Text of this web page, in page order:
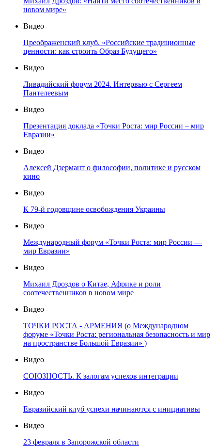
новом мире»
Видео
Преображенский клуб. «Российские традиционные
ценности: как строить Образ Будущего»
Видео
Ливадийский форум 2024. Интервью с Сергеем
Пантелеевым
Видео
Презентация доклада «Точки Роста: мир России – мир
Евразии»
Видео
Алексей Дзермант о философии, политике и русском
кино
Видео
К 79-й годовщине освобождения Украины
Видео
Международный форум «Точки Роста: мир России —
мир Евразии»
Видео
Михаил Дроздов о Китае, Африке и роли
соотечественников в новом мире
Видео
ТОЧКИ РОСТА - АРМЕНИЯ (о Международном
форуме «Точки Роста: региональная безопасность и мир
на пространстве Большой Евразии» )
Видео
СОЮЗНОСТЬ. К залогам успехов интеграции
Видео
Евразийский клуб успехи начинаются с инициативы
Видео
23 февраля в Запорожской области